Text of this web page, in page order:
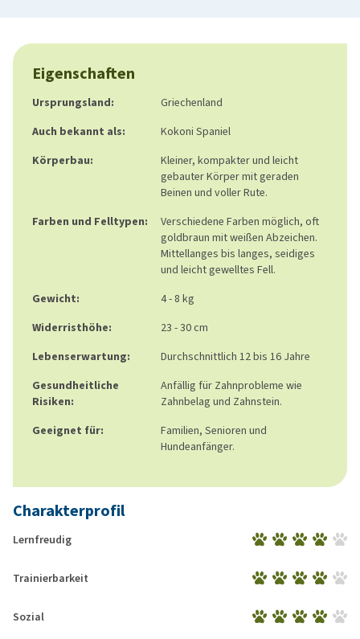
Eigenschaften
Ursprungsland:
Griechenland
Auch bekannt als:
Kokoni Spaniel
Körperbau:
Kleiner, kompakter und leicht
gebauter Körper mit geraden
Beinen und voller Rute.
Farben und Felltypen:
Verschiedene Farben möglich, oft
goldbraun mit weißen Abzeichen.
Mittellanges bis langes, seidiges
und leicht gewelltes Fell.
Gewicht:
4 - 8 kg
Widerristhöhe:
23 - 30 cm
Lebenserwartung:
Durchschnittlich 12 bis 16 Jahre
Gesundheitliche
Risiken:
Anfällig für Zahnprobleme wie
Zahnbelag und Zahnstein.
Geeignet für:
Familien, Senioren und
Hundeanfänger.
Charakterprofil
Lernfreudig
Trainierbarkeit
Sozial